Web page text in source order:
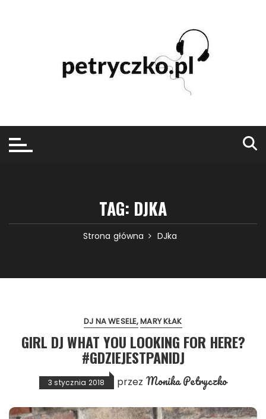
TAG: DJKA
Strona główna DJka
DJ NA WESELE MARY KŁAK
GIRL DJ WHAT YOU LOOKING FOR HERE?
#GDZIEJESTPANIDJ
3 stycznia 2018 przez Monika Petryczko